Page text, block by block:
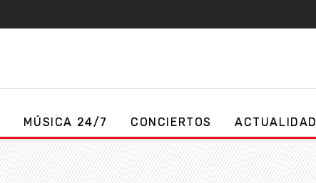
MÚSICA 24/7 CONCIERTOS ACTUALIDAD